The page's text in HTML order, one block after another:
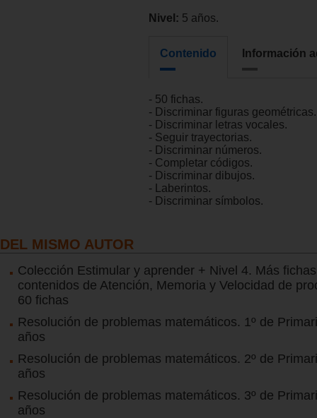
Nivel: 5 años.
Contenido Información
- 50 fichas.
- Discriminar figuras geométricas.
- Discriminar letras vocales.
- Seguir trayectorias.
- Discriminar números.
- Completar códigos.
- Discriminar dibujos.
- Laberintos.
- Discriminar símbolos.
DEL MISMO AUTOR
Colección Estimular y aprender + Nivel 4. Más
contenidos de Atención, Memoria y Velocidad de
60 fichas
Resolución de problemas matemáticos. 1º de
años
Resolución de problemas matemáticos. 2º de
años
Resolución de problemas matemáticos. 3º de
años